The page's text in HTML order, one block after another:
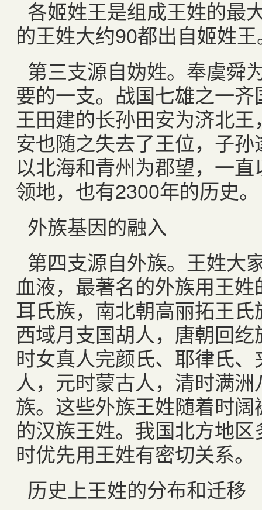
各姬姓王是组成王姓的最
的王姓大约90都出自姬姓
第三支源自妫姓。奉虞舜
要的一支。战国七雄之一
王田建的长孙田安为济北
安也随之失去了王位，子
以北海和青州为郡望，一
领地，也有2300年的历史。
外族基因的融入
第四支源自外族。王姓大
血液，最著名的外族用王
耳氏族，南北朝高丽拓王
西域月支国胡人，唐朝回
时女真人完颜氏、耶律氏
人，元时蒙古人，清时满
族。这些外族王姓随着时
的汉族王姓。我国北方地
时优先用王姓有密切关系。
历史上王姓的分布和迁移